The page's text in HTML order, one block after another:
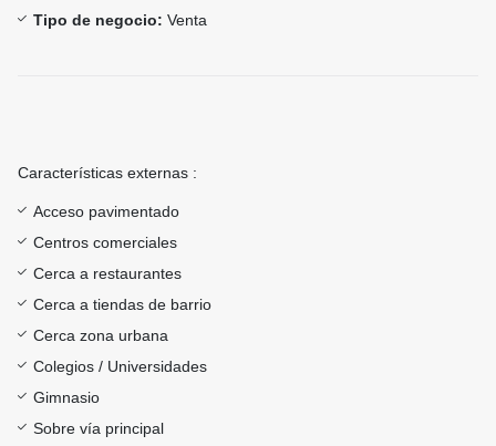
Tipo de negocio: Venta
Características externas :
Acceso pavimentado
Centros comerciales
Cerca a restaurantes
Cerca a tiendas de barrio
Cerca zona urbana
Colegios / Universidades
Gimnasio
Sobre vía principal